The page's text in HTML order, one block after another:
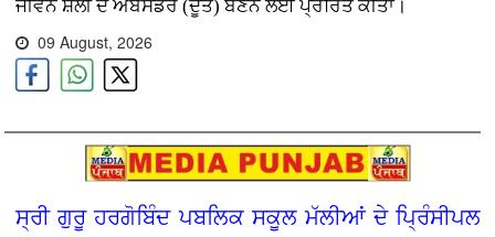
ਜੀਵਨ ਸ਼ੈਲੀ ਦੇ ਅੰਬੈਸਡਰ (ਦੂਤ) ਬਣਨ ਲਈ ਪ੍ਰੇਰਿਤ ਕੀਤਾ।
09 August, 2026
ਸ੍ਰੀ ਗੁਰੂ ਹਰਗੋਬਿੰਦ ਪਬਲਿਕ ਸਕੂਲ ਮੱਲੀਆਂ ਦੇ ਪ੍ਰਿੰਸੀਪਲ